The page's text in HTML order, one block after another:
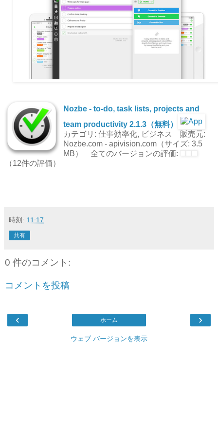
Nozbe - to-do, task lists, projects and
team productivity 2.1.3（無料）
カテゴリ: 仕事効率化, ビジネス 販売元:
Nozbe.com - apivision.com（サイズ: 3.5
MB） 全てのバージョンの評価:
（12件の評価）
時刻: 11:17
共有
0 件のコメント:
コメントを投稿
‹ ›
ホーム
ウェブ バージョンを表示